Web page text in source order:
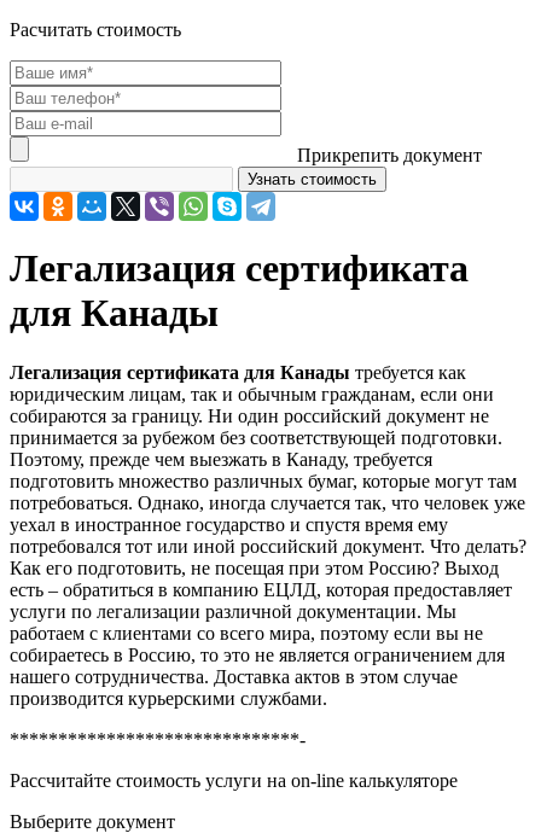
Расчитать стоимость
Прикрепить документ
Легализация сертификата
для Канады
Легализация сертификата для Канады требуется как
юридическим лицам, так и обычным гражданам, если они
собираются за границу. Ни один российский документ не
принимается за рубежом без соответствующей подготовки.
Поэтому, прежде чем выезжать в Канаду, требуется
подготовить множество различных бумаг, которые могут там
потребоваться. Однако, иногда случается так, что человек уже
уехал в иностранное государство и спустя время ему
потребовался тот или иной российский документ. Что делать?
Как его подготовить, не посещая при этом Россию? Выход
есть – обратиться в компанию ЕЦЛД, которая предоставляет
услуги по легализации различной документации. Мы
работаем с клиентами со всего мира, поэтому если вы не
собираетесь в Россию, то это не является ограничением для
нашего сотрудничества. Доставка актов в этом случае
производится курьерскими службами.
******************************-
Рассчитайте стоимость услуги на on-line калькуляторе
Выберите документ